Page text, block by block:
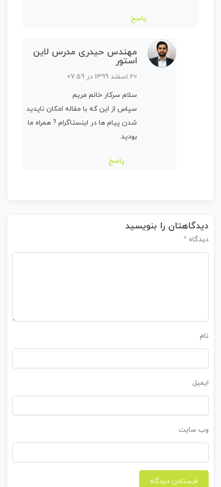
پاسخ
مهندس حیدری مدرس لاین
استور
20 اسفند 1399 در 07:59
سلام سرکار خانم مریم
سپاس از این که با مقاله امکان ناپدید
شدن پیام ها در اینستاگرام ? همراه ما
بودید.
پاسخ
دیدگاهتان را بنویسید
دیدگاه *
نام
ایمیل
وب‌ سایت